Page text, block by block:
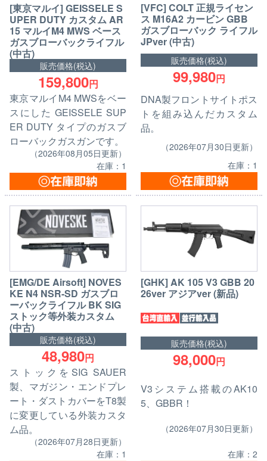
[東京マルイ] GEISSELE S
UPER DUTY カスタム AR
15 マルイM4 MWS ベース
ガスブローバックライフル
(中古)
販売価格(税込)
159,800円
東京マルイM4 MWSをベー
スにした GEISSELE SUP
ER DUTY タイプのガスブ
ローバックガスガンです。
（2026年08月05日更新）
在庫：1
[VFC] COLT 正規ライセン
ス M16A2 カービン GBB
ガスブローバック ライフル
JPver (中古)
販売価格(税込)
99,980円
DNA製フロントサイトポス
トを組み込んだカスタム
品。
（2026年07月30日更新）
在庫：1
[EMG/DE Airsoft] NOVES
KE N4 NSR-SD ガスブロ
ーバックライフル BK SIG
ストック等外装カスタム
(中古)
販売価格(税込)
48,980円
ストックをSIG SAUER
製、マガジン・エンドプレ
ート・ダストカバーをT8製
に変更している外装カスタ
ム品。
（2026年07月28日更新）
在庫：1
[GHK] AK 105 V3 GBB 20
26ver アジアver (新品)
販売価格(税込)
98,000円
V3システム搭載のAK10
5、GBBR！
（2026年07月30日更新）
在庫：2